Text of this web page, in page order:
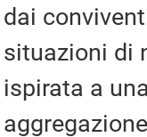
dai
situazioni di
ispirata a